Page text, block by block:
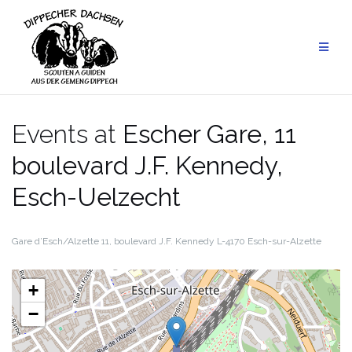
content
Events at Escher Gare, 11
boulevard J.F. Kennedy,
Esch-Uelzecht
Gare d’Esch/Alzette 11, boulevard J.F. Kennedy L-4170 Esch-sur-Alzette
+
−